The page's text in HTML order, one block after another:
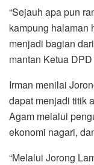
“Sejauh apa pun
kampung halaman
menjadi bagian
mantan Ketua
Irman menilai
dapat menjadi titik
Agam melalui
ekonomi nagari,
“Melalui Jorong